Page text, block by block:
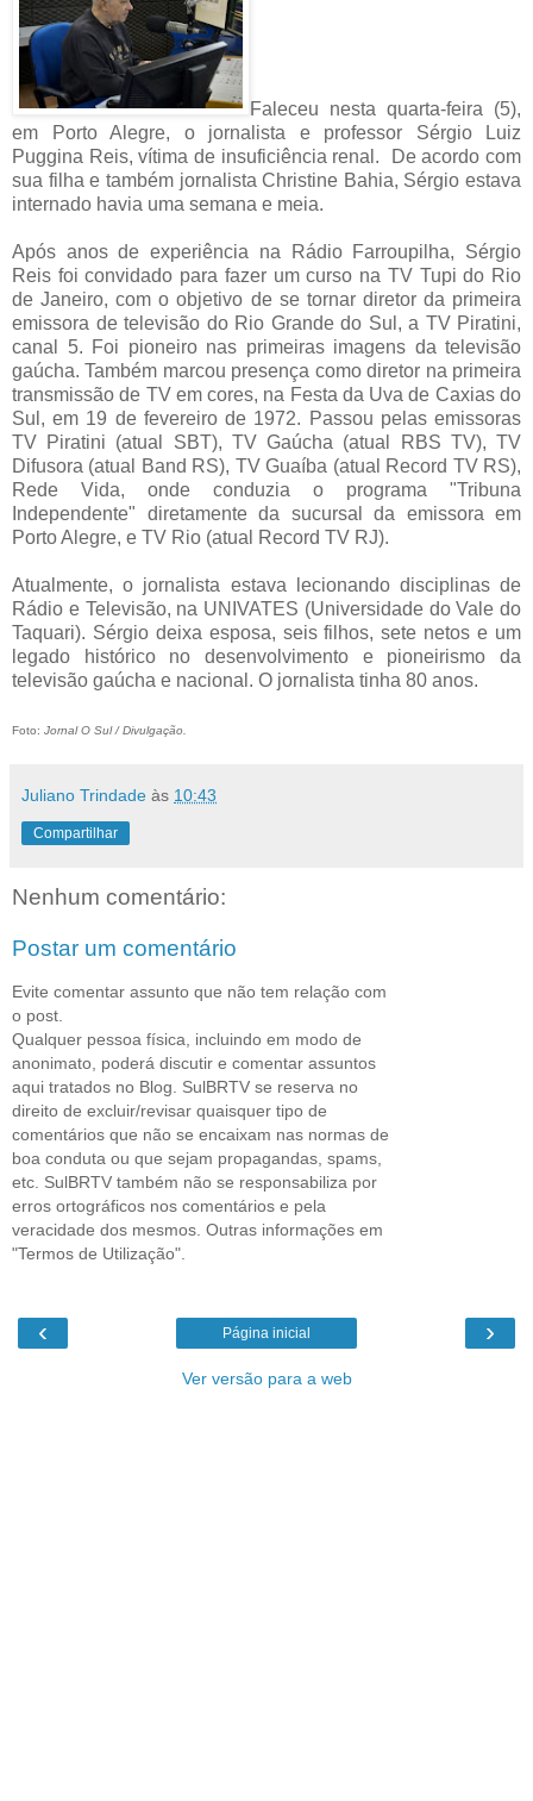
Faleceu nesta quarta-feira (5),
em Porto Alegre, o jornalista e professor Sérgio Luiz
Puggina Reis, vítima de insuficiência renal. De acordo com
sua filha e também jornalista Christine Bahia, Sérgio estava
internado havia uma semana e meia.
Após anos de experiência na Rádio Farroupilha, Sérgio
Reis foi convidado para fazer um curso na TV Tupi do Rio
de Janeiro, com o objetivo de se tornar diretor da primeira
emissora de televisão do Rio Grande do Sul, a TV Piratini,
canal 5. Foi pioneiro nas primeiras imagens da televisão
gaúcha. Também marcou presença como diretor na primeira
transmissão de TV em cores, na Festa da Uva de Caxias do
Sul, em 19 de fevereiro de 1972. Passou pelas emissoras
TV Piratini (atual SBT), TV Gaúcha (atual RBS TV), TV
Difusora (atual Band RS), TV Guaíba (atual Record TV RS),
Rede Vida, onde conduzia o programa "Tribuna
Independente" diretamente da sucursal da emissora em
Porto Alegre, e TV Rio (atual Record TV RJ).
Atualmente, o jornalista estava lecionando disciplinas de
Rádio e Televisão, na UNIVATES (Universidade do Vale do
Taquari). Sérgio deixa esposa, seis filhos, sete netos e um
legado histórico no desenvolvimento e pioneirismo da
televisão gaúcha e nacional. O jornalista tinha 80 anos.
Foto: Jornal O Sul / Divulgação.
Juliano Trindade às 10:43
Compartilhar
Nenhum comentário:
Postar um comentário
Evite comentar assunto que não tem relação com
o post.
Qualquer pessoa física, incluindo em modo de
anonimato, poderá discutir e comentar assuntos
aqui tratados no Blog. SulBRTV se reserva no
direito de excluir/revisar quaisquer tipo de
comentários que não se encaixam nas normas de
boa conduta ou que sejam propagandas, spams,
etc. SulBRTV também não se responsabiliza por
erros ortográficos nos comentários e pela
veracidade dos mesmos. Outras informações em
"Termos de Utilização".
‹ ›
Página inicial
Ver versão para a web